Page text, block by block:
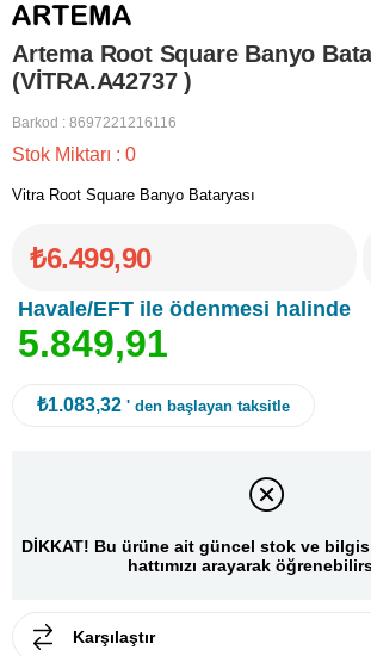
Artema Root Square Banyo
(VİTRA.A42737 )
Barkod : 8697221216116
Stok Miktarı : 0
Vitra Root Square Banyo Bataryası
₺6.499,90
Havale/EFT ile ödenmesi halinde
5.849,91
₺1.083,32 ' den başlayan taksitle
DİKKAT! Bu ürüne ait güncel stok ve
hattımızı arayarak
Karşılaştır